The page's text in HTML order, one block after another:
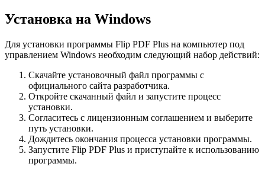
Установка на Windows
Для установки программы Flip PDF Plus на компьютер под
управлением Windows необходим следующий набор действий:
Скачайте установочный файл программы с
официального сайта разработчика.
Откройте скачанный файл и запустите процесс
установки.
Согласитесь с лицензионным соглашением и выберите
путь установки.
Дождитесь окончания процесса установки программы.
Запустите Flip PDF Plus и приступайте к использованию
программы.